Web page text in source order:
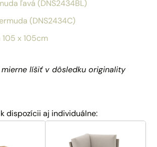
ľavá (DNS2434BL)
(DNS2434C)
x 105cm
mierne líšiť v dôsledku originality
dispozícii aj individuálne: